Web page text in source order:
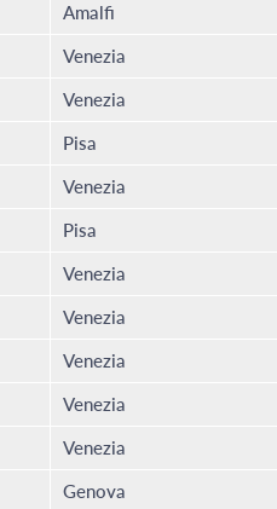
Amalfi
Venezia
Venezia
Pisa
Venezia
Pisa
Venezia
Venezia
Venezia
Venezia
Venezia
Genova